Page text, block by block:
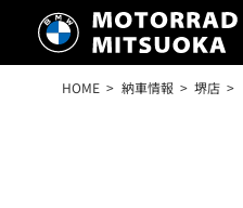
HOME 納車情報 堺店